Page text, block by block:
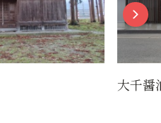
大千醤